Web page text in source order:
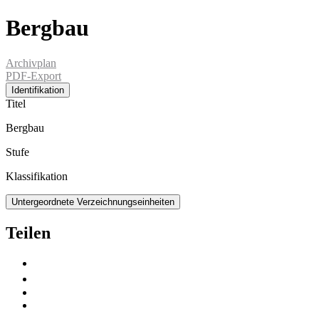
Bergbau
Archivplan
PDF-Export
Identifikation
Titel
Bergbau
Stufe
Klassifikation
Untergeordnete Verzeichnungseinheiten
Teilen